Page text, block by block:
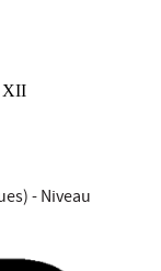
XII
- Niveau